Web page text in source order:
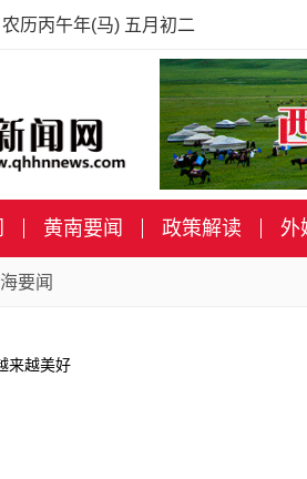
历丙午年(马) 五月初二
黄南要闻 政策解读 外
要闻
来越美好